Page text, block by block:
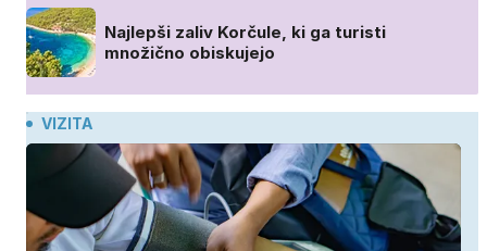
Najlepši zaliv Korčule, ki ga turisti
množično obiskujejo
VIZITA